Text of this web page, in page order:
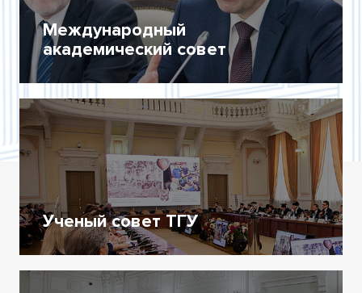
Международный
академический совет
Ученый совет ТГУ